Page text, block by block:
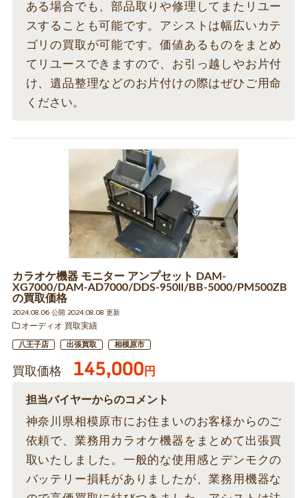
ある場合でも、部品取りや修理してまたリユー
スすることも可能です。アシストは幅広いカテ
ゴリの買取が可能です。価値あるものをまとめ
てリユースできますので、お引っ越しやお片付
け、遺品整理などのお片付けの際はぜひご用命
ください。
カラオケ機器 モニター アンプセット DAM-
XG7000/DAM-AD7000/DDS-950ll/BB-5000/PM500ZB
の買取価格
2024.08.06 公開 2024.08.08 更新
オーディオ 買取実績
八王子店 出張買取 相模原市
買取価格 145,000円
担当バイヤーからのコメント
神奈川県相模原市にお住まいのお客様からのご
依頼で、業務用カラオケ機器をまとめて出張買
取いたしました。一般的な使用感とデンモクの
バッテリー損耗がありましたが、業務用機器な